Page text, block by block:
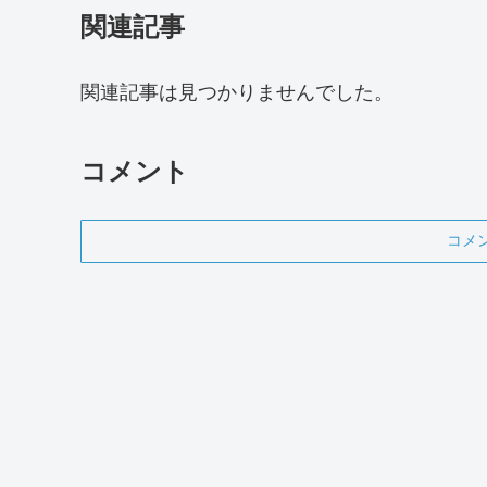
関連記事
関連記事は見つかりませんでした。
コメント
コメ